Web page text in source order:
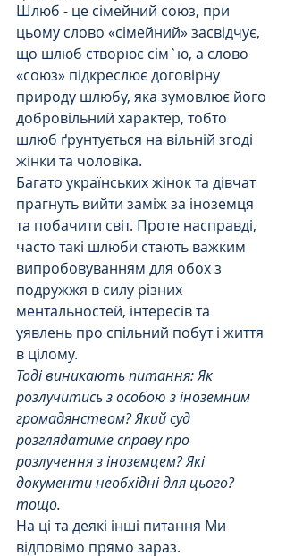
Шлюб - це сімейний союз, при
цьому слово «сімейний» засвідчує,
що шлюб створює сім`ю, а слово
«союз» підкреслює договірну
природу шлюбу, яка зумовлює його
добровільний характер, тобто
шлюб ґрунтується на вільній згоді
жінки та чоловіка.
Багато українських жінок та дівчат
прагнуть вийти заміж за іноземця
та побачити світ. Проте насправді,
часто такі шлюби стають важким
випробовуванням для обох з
подружжя в силу різних
ментальностей, інтересів та
уявлень про спільний побут і життя
в цілому.
Тоді виникають питання: Як
розлучитись з особою з іноземним
громадянством? Який суд
розглядатиме справу про
розлучення з іноземцем? Які
документи необхідні для цього?
тощо.
На ці та деякі інші питання Ми
відповімо прямо зараз.